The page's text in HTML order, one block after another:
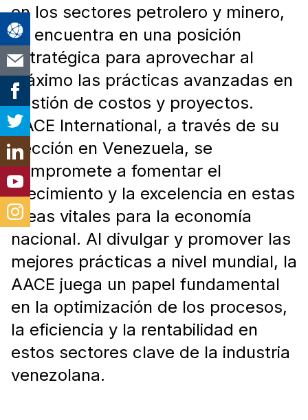
en los sectores petrolero y minero,
se encuentra en una posición
estratégica para aprovechar al
máximo las prácticas avanzadas en
gestión de costos y proyectos.
AACE International, a través de su
Sección en Venezuela, se
compromete a fomentar el
crecimiento y la excelencia en estas
áreas vitales para la economía
nacional. Al divulgar y promover las
mejores prácticas a nivel mundial, la
AACE juega un papel fundamental
en la optimización de los procesos,
la eficiencia y la rentabilidad en
estos sectores clave de la industria
venezolana.